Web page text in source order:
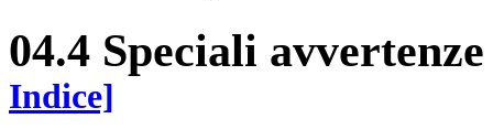
04.4 Speciali
Indice]